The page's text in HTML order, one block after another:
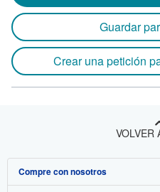
Guardar
Crear una petición
VOLVER
Compre con nosotros